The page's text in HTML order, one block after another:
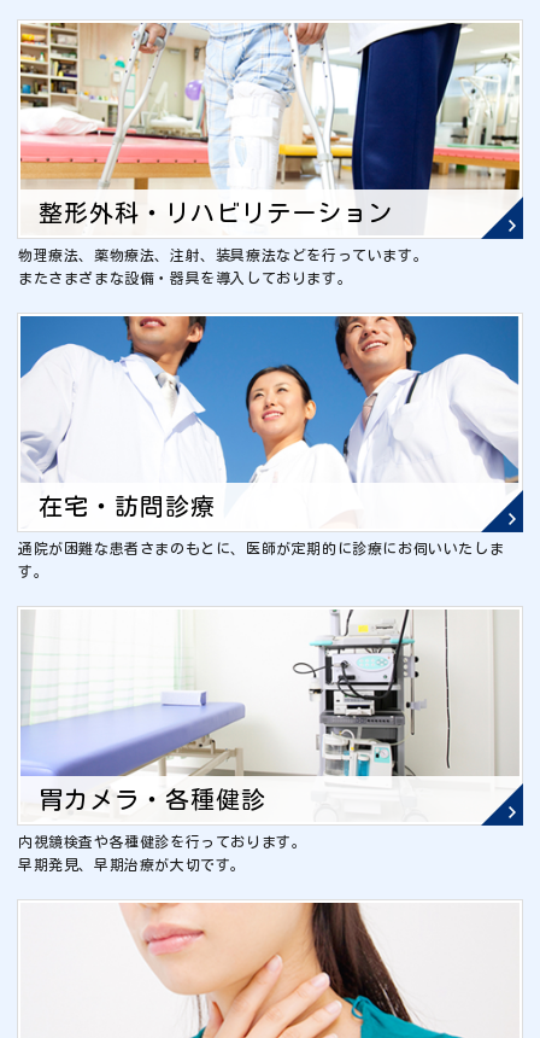
整形外科・リハビリテーション
物理療法、薬物療法、注射、装具療法などを行っています。
またさまざまな設備・器具を導入しております。
在宅・訪問診療
通院が困難な患者さまのもとに、医師が定期的に診療にお伺いいたしま
す。
胃カメラ・各種健診
内視鏡検査や各種健診を行っております。
早期発見、早期治療が大切です。